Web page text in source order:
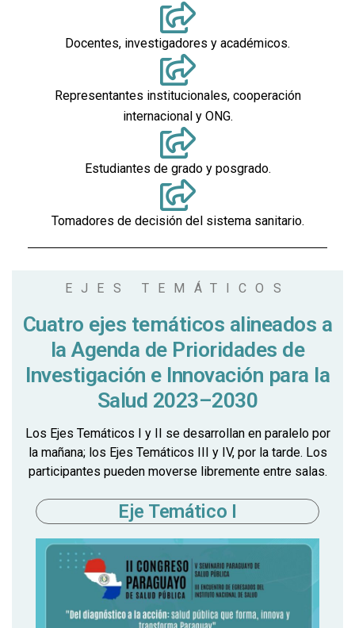
Docentes, investigadores y académicos.
Representantes institucionales, cooperación
internacional y ONG.
Estudiantes de grado y posgrado.
Tomadores de decisión del sistema sanitario.
EJES TEMÁTICOS
Cuatro ejes temáticos alineados a
la Agenda de Prioridades de
Investigación e Innovación para la
Salud 2023–2030
Los Ejes Temáticos I y II se desarrollan en paralelo por
la mañana; los Ejes Temáticos III y IV, por la tarde. Los
participantes pueden moverse libremente entre salas.
Eje Temático I